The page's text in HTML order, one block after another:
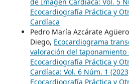
Ecocardiografía Práctica y
Cardíaca
Pedro María Azcárate
Diego, Ecocardiograma
valoración del taponamiento
Ecocardiografía Práctica y
Cardíaca: Vol. 6 Núm. 1
Ecocardiografía Práctica y